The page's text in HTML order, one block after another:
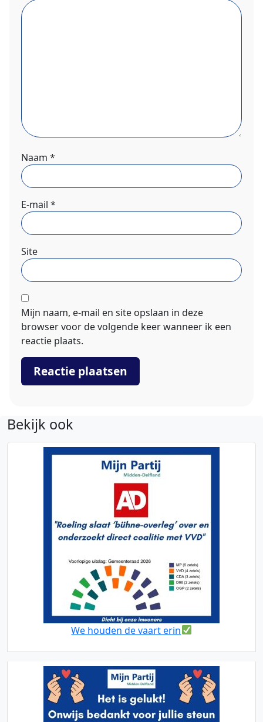
Naam *
E-mail *
Site
Mijn naam, e-mail en site opslaan in deze
browser voor de volgende keer wanneer ik een
reactie plaats.
Bekijk ook
We houden de vaart erin